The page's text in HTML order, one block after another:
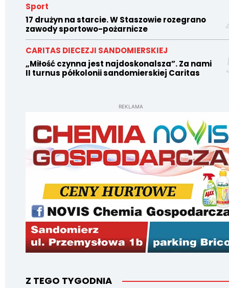
Sport
17 drużyn na starcie. W Staszowie rozegrano
zawody sportowo-pożarnicze
CARITAS DIECEZJI SANDOMIERSKIEJ
„Miłość czynna jest najdoskonalsza”. Za nami
II turnus półkolonii sandomierskiej Caritas
REKLAMA
Z TEGO TYGODNIA